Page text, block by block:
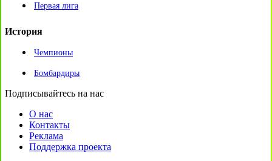
Первая лига
История
Чемпионы
Бомбардиры
Подписывайтесь на нас
О нас
Контакты
Реклама
Поддержка проекта